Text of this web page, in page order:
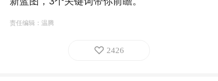
责任编辑： 温腾
2426